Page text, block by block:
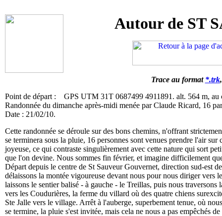
Autour de ST
Trace au format *.trk
Point de départ : GPS UTM 31T 0687499 4911891. alt. 564 m, au
Randonnée du dimanche après-midi menée par Claude Ricard, 16
Date : 21/02/10.
Cette randonnée se déroule sur des bons chemins, n'offrant
se terminera sous la pluie, 16 personnes sont venues prendre l'air
joyeuse, ce qui contraste singulièrement avec cette nature qui sort
que l'on devine. Nous sommes fin février, et imagine difficilement
Départ depuis le centre de St Sauveur Gouvernet, direction sud-est
délaissons la montée vigoureuse devant nous pour nous diriger
laissons le sentier balisé - à gauche - le Treillas, puis nous
vers les Coudurières, la ferme du villard où des quatre chiens
Ste Jalle vers le village. Arrêt à l'auberge, superbement tenue, où
se termine, la pluie s'est invitée, mais cela ne nous a pas empêchés